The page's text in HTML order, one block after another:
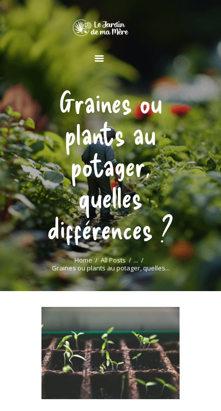
Graines ou
plants au
potager,
quelles
différences ?
Home All Posts
...
Graines ou plants au potager, quelles...
MAISON
JARDIN
DÉCORATION